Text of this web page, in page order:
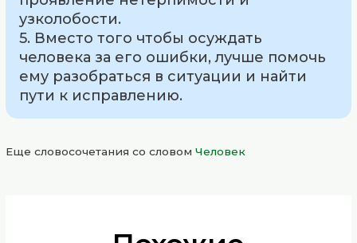
узколобости.
5. Вместо того чтобы осуждать
человека за его ошибки, лучше помочь
ему разобраться в ситуации и найти
пути к исправлению.
Еще словосочетания со словомЧеловек